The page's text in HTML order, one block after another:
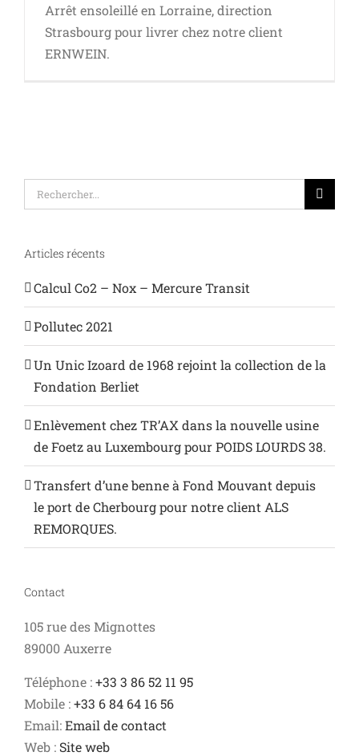
Arrêt ensoleillé en Lorraine, direction
Strasbourg pour livrer chez notre client
ERNWEIN.
Rechercher:
Articles récents
Calcul Co2 – Nox – Mercure Transit
Pollutec 2021
Un Unic Izoard de 1968 rejoint la collection de la
Fondation Berliet
Enlèvement chez TR’AX dans la nouvelle usine
de Foetz au Luxembourg pour POIDS LOURDS 38.
Transfert d’une benne à Fond Mouvant depuis
le port de Cherbourg pour notre client ALS
REMORQUES.
Contact
105 rue des Mignottes
89000 Auxerre
Téléphone :+33 3 86 52 11 95
Mobile :+33 6 84 64 16 56
Email:Email de contact
Web : Site web